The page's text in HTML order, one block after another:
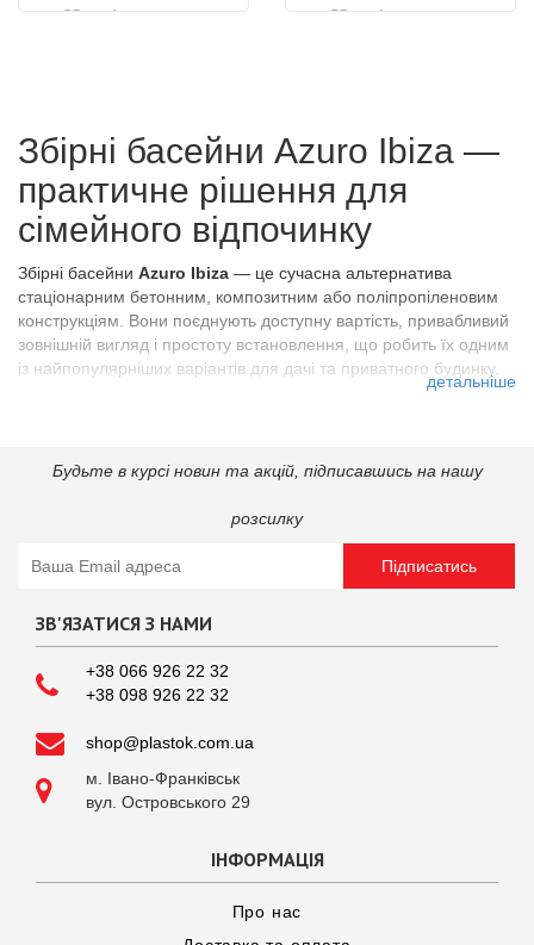
Збірні басейни Azuro Ibiza —
практичне рішення для
сімейного відпочинку
Збірні басейни Azuro Ibiza — це сучасна альтернатива
стаціонарним бетонним, композитним або поліпропіленовим
конструкціям. Вони поєднують доступну вартість, привабливий
зовнішній вигляд і простоту встановлення, що робить їх одним
із найпопулярніших варіантів для дачі та приватного будинку.
Басейни Azuro Ibiza встановлюються з частковим або повним
Монтаж не потребує складної техніки або спеціальних навичок
Переваги збірних басейнів
антикорозійний захист і довговічність;
привабливий дизайн із ефектом мозаїки;
широкий вибір форм і розмірів;
швидке встановлення;
тривалий термін служби.
Каркас виготовлений із оцинкованої сталі з додатковим
захисним покриттям. Стійки виконані з алюмінію, що
забезпечує надійність конструкції. Внутрішня чаша встелена
детальніше
Будьте в курсі новин та акцій, підпиcавшись на нашу
розсилку
Підписатись
ЗВ'ЯЗАТИСЯ З НАМИ
+38 066 926 22 32
+38 098 926 22 32
shop@plastok.com.ua
м. Івано-Франківськ
вул. Островського 29
ІНФОРМАЦІЯ
Про нас